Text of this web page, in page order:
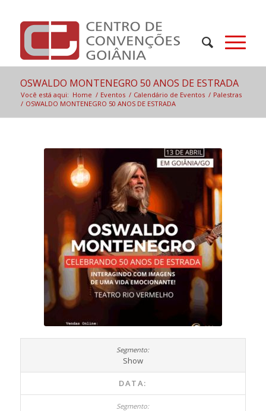
OSWALDO MONTENEGRO 50 ANOS DE ESTRADA
Você está aqui: Home / Eventos / Calendário de Eventos / Palestras
/ OSWALDO MONTENEGRO 50 ANOS DE ESTRADA
Show
DATA: